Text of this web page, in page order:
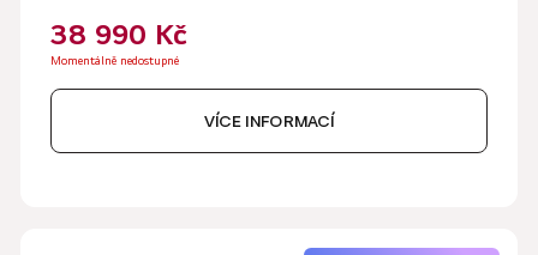
38 990 Kč
Momentálně nedostupné
VÍCE INFORMACÍ